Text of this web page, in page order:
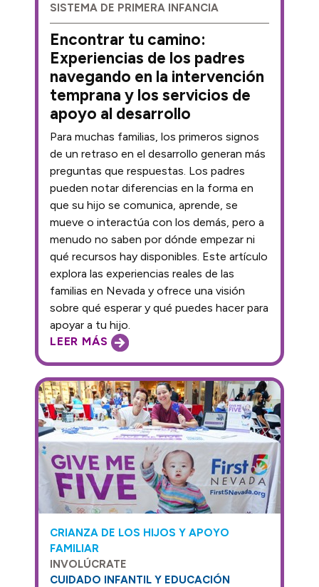
SISTEMA DE PRIMERA INFANCIA
Encontrar tu camino:
Experiencias de los padres
navegando en la intervención
temprana y los servicios de
apoyo al desarrollo
LEER MÁS
Para muchas familias, los primeros signos
de un retraso en el desarrollo generan más
preguntas que respuestas. Los padres
pueden notar diferencias en la forma en
que su hijo se comunica, aprende, se
mueve o interactúa con los demás, pero a
menudo no saben por dónde empezar ni
qué recursos hay disponibles. Este artículo
explora las experiencias reales de las
familias en Nevada y ofrece una visión
sobre qué esperar y qué puedes hacer para
apoyar a tu hijo.
CRIANZA DE LOS HIJOS Y APOYO
FAMILIAR
INVOLÚCRATE
CUIDADO INFANTIL Y EDUCACIÓN